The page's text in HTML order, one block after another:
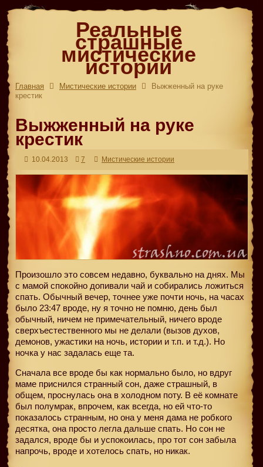
Реальные
страшные
мистические
истории
Главная Мистические истории
Выжженный на руке
крестик
Выжженный на руке
крестик
10.04.2013 7 Мистические истории
Произошло это совсем недавно, буквально на днях. Мы
с мамой спокойно допивали чай и собирались ложиться
спать. Обычный вечер, точнее уже почти ночь, на часах
было 23:47 вроде, ну я точно не помню, день был
обычный, ничем не примечательный, ничего вроде
сверхъестественного мы не делали (вызов духов,
демонов, ужастики на ночь, истории и т.п. и т.д.). Но
ночка у нас задалась еще та.
Сначала все вроде бы как нормально было, но вдруг
маме приснился странный сон, даже страшный, в
общем, проснулась она в холодном поту. В её комнате
был полумрак, впрочем, как всегда, но ей что-то
показалось странным, но она у меня дама не робкого
десятка, она просто легла дальше спать. Но сон не
задался, вроде бы и успокоилась, про тот сон забыла
напрочь, вроде и хотелось спать, но никак.